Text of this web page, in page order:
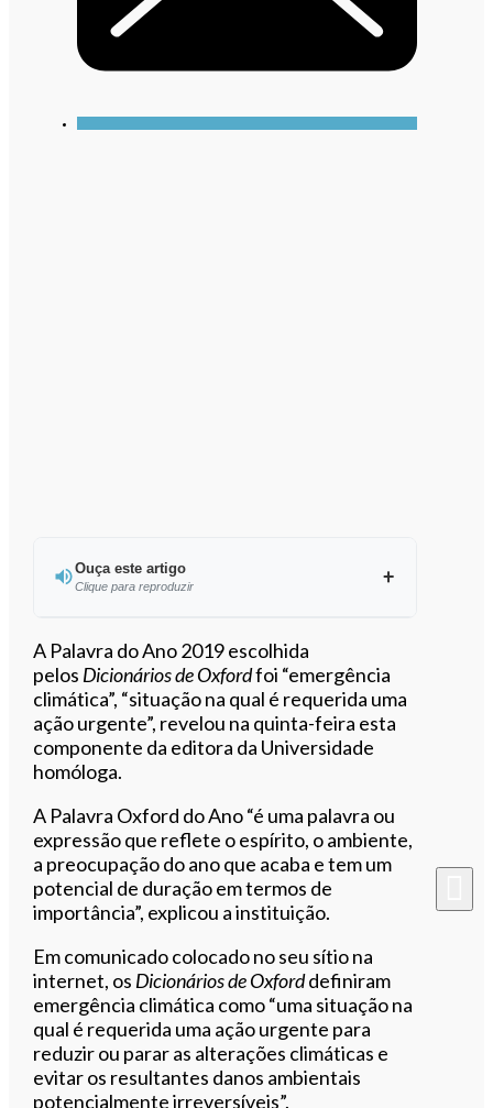
Ouça este artigo
Clique para reproduzir
Ouvir este artigo
A Palavra do Ano 2019 escolhida
pelos Dicionários de Oxfordfoi “emergência
climática”, “situação na qual é requerida uma
ação urgente”, revelou na quinta-feira esta
componente da editora da Universidade
homóloga.
A Palavra Oxford do Ano “é uma palavra ou
expressão que reflete o espírito, o ambiente,
a preocupação do ano que acaba e tem um
potencial de duração em termos de
importância”, explicou a instituição.
Em comunicado colocado no seu sítio na
internet, os Dicionários de Oxforddefiniram
emergência climática como “uma situação na
qual é requerida uma ação urgente para
reduzir ou parar as alterações climáticas e
evitar os resultantes danos ambientais
potencialmente irreversíveis”.